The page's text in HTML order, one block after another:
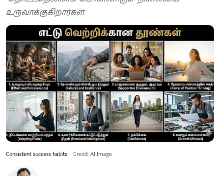
உருவாக்குகிறார்கள்
Consistent success habits Credit: AI Image